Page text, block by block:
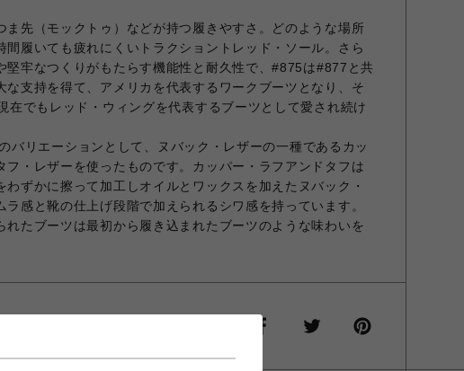
ま先（モックトゥ）などが持つ履きやすさ。どのような場所
間履いても疲れにくいトラクショントレッド・ソール。さら
堅牢なつくりがもたらす機能性と耐久性で、#875は#877と共
な支持を得て、アメリカを代表するワークブーツとなり、そ
在でもレッド・ウィングを代表するブーツとして愛され続け
バリエーションとして、ヌバック・レザーの一種であるカッ
フ・レザーを使ったものです。カッパー・ラフアンドタフは
わずかに擦って加工しオイルとワックスを加えたヌバック・
ラ感と靴の仕上げ段階で加えられるシワ感を持っています。
れたブーツは最初から履き込まれたブーツのような味わいを